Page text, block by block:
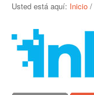
Usted está aquí: Inicio /